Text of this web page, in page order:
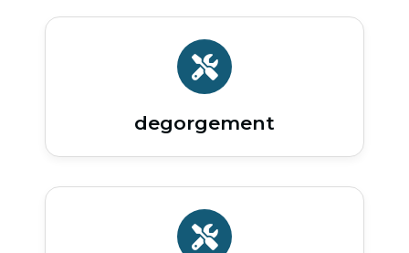
degorgement